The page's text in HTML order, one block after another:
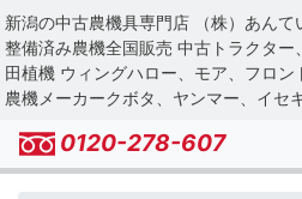
Skip
to
新潟の中古農機具専門店 （株）あんて
整備済み農機全国販売 中古トラクター
田植機 ウィングハロー、モア、フロン
農機メーカークボタ、ヤンマー、イセ
0120-278-607